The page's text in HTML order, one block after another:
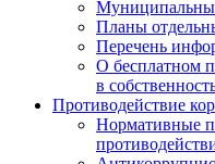
Планы
Перечень
О бесплатном
в
Противодействие
Нормативные